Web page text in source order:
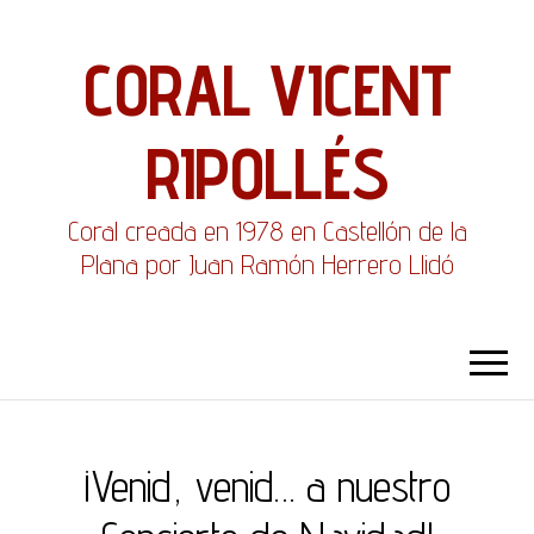
CORAL VICENT
RIPOLLÉS
Coral creada en 1978 en Castellón de la
Plana por Juan Ramón Herrero Llidó
¡Venid, venid… a nuestro